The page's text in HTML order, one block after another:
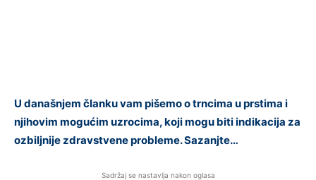
U današnjem članku vam pišemo o trncima u prstima i
njihovim mogućim uzrocima, koji mogu biti indikacija za
ozbiljnije zdravstvene probleme. Sazanjte…
Sadržaj se nastavlja nakon oglasa